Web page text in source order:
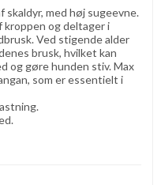
med høj sugeevne.
kroppen og deltager i
Ved stigende alder
brusk, hvilket kan
og gøre hunden stiv. Max
som er essentielt i